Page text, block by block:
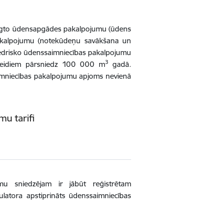
ūdensapgādes pakalpojumu (ūdens
(notekūdeņu savākšana un
ūdenssaimniecības pakalpojumu
pārsniedz 100 000 m3
gadā.
pakalpojumu apjoms nevienā
tarifi
sniedzējam ir jābūt reģistrētam
apstiprināts ūdenssaimniecības